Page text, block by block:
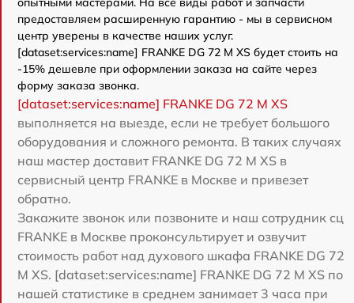
предоставляем расширенную гарантию - мы в сервисном
центр уверены в качестве наших услуг.
[dataset:services:name] FRANKE DG 72 M XS будет стоить на
-15% дешевле при оформлении заказа на сайте через
форму заказа звонка.
[dataset:services:name] FRANKE DG 72 M XS
выполняется на выезде, если не требует большого
оборудования и сложного ремонта. В таких случаях
наш мастер доставит FRANKE DG 72 M XS в
сервисный центр FRANKE в Москве и привезет
обратно.
Закажите звонок или позвоните и наш сотрудник сц
FRANKE в Москве проконсультирует и озвучит
стоимость работ над духового шкафа FRANKE DG 72
M XS. [dataset:services:name] FRANKE DG 72 M XS по
нашей статистике в среднем занимает 3 часа при